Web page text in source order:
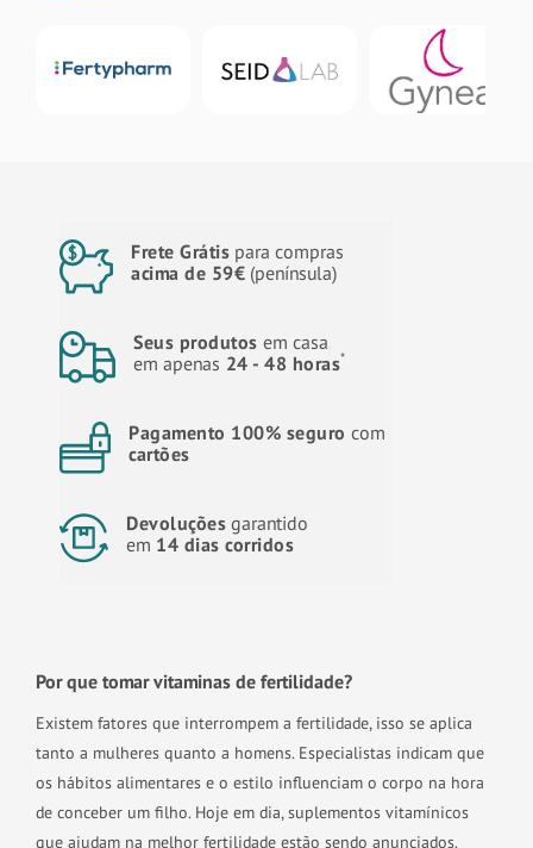
Frete Grátis para compras
acima de 59€ (península)
Seus produtos em casa
em apenas 24 - 48 horas*
Pagamento 100% seguro com
cartões
Devoluções garantido
em 14 dias corridos
Por que tomar vitaminas de fertilidade?
Existem fatores que interrompem a fertilidade, isso se aplica
tanto a mulheres quanto a homens. Especialistas indicam que
os hábitos alimentares e o estilo influenciam o corpo na hora
de conceber um filho. Hoje em dia, suplementos vitamínicos
que ajudam na melhor fertilidade estão sendo anunciados.